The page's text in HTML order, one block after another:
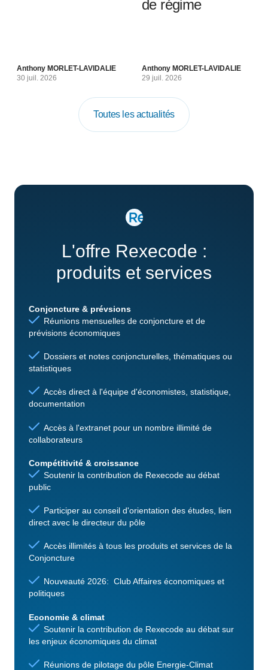
Anthony MORLET-LAVIDALIE
30 juil. 2026
de régime
Anthony MORLET-LAVIDALIE
29 juil. 2026
Toutes les actualités
L'offre Rexecode :
produits et services
Conjoncture & prévsions
Réunions mensuelles de conjoncture et de
prévisions économiques
Dossiers et notes conjoncturelles, thématiques ou
statistiques
Accès direct à l'équipe d'économistes, statistique,
documentation
Accès à l'extranet pour un nombre illimité de
collaborateurs
Compétitivité & croissance
Soutenir la contribution de Rexecode au débat
public
Participer au conseil d'orientation des études, lien
direct avec le directeur du pôle
Accès illimités à tous les produits et services de la
Conjoncture
Nouveauté 2026: Club Affaires économiques et
politiques
Economie & climat
Soutenir la contribution de Rexecode au débat sur
les enjeux économiques du climat
Réunions de pilotage du pôle Energie-Climat